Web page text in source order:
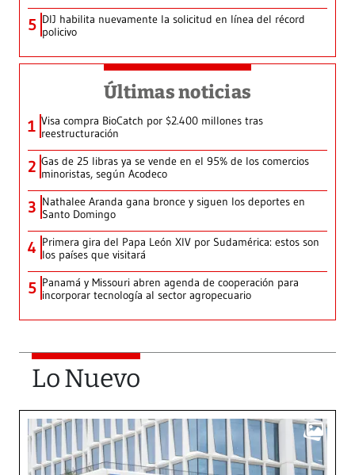
5 DIJ habilita nuevamente la solicitud en línea del récord
policivo
Últimas noticias
1 Visa compra BioCatch por $2.400 millones tras
reestructuración
2 Gas de 25 libras ya se vende en el 95% de los comercios
minoristas, según Acodeco
3 Nathalee Aranda gana bronce y siguen los deportes en
Santo Domingo
4 Primera gira del Papa León XIV por Sudamérica: estos son
los países que visitará
5 Panamá y Missouri abren agenda de cooperación para
incorporar tecnología al sector agropecuario
Lo Nuevo